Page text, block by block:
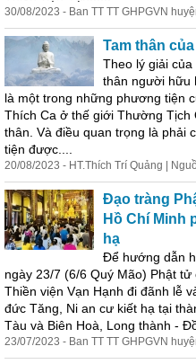
30/08/2023 - Ban TT TT GHPGVN
Tam thân
Theo lý giải
thân người hữu
là một trong những phương tiện
Thích Ca ở thế giới Thường Tịch
thân. Và điều quan trọng là phải
tiện được....
20/08/2023 - HT.Thích Trí Quảng |
Đạo tràng
Hồ Chí Minh
hạ
Để hướng dẫn
ngày 23/7 (6/6 Quý Mão) Phật
Thiền viện Vạn Hạnh đi đãnh lễ
đức Tăng, Ni an cư kiết hạ tại
Tàu và Biên Hoà, Long thành -
23/07/2023 - Ban TT TT GHPGVN